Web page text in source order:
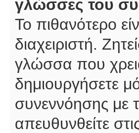
γλώσσες του
Το πιθανότερο
διαχειριστή.
γλώσσα που
δημιουργήσετε
συνεννόησης με
απευθυνθείτε